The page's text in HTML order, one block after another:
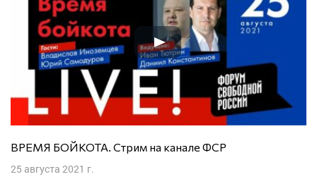
ВРЕМЯ БОЙКОТА. Стрим на канале ФСР
25 августа 2021 г.